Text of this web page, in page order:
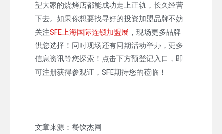
望大家的烧烤店都能成功走上正轨，长久经营
下去。如果你想要找寻好的投资加盟品牌不妨
关注SFE上海国际连锁加盟展 ，现场更多品牌
供您选择！同时现场还有同期活动举办，更多
信息资讯等您探索！点击下方预登记入口，即
可注册获得参观证，SFE期待您的莅临！
文章来源：餐饮杰网